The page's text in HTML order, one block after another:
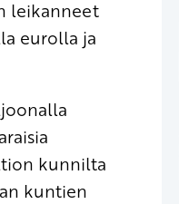
leikanneet
eurolla ja
kunnilta
kuntien